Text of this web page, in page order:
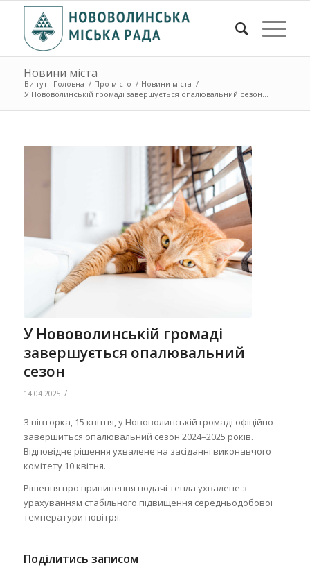
Новини міста
Ви тут: Головна / Про місто / Новини міста /
У Нововолинській громаді завершується опалювальний сезон...
У Нововолинській громаді
завершується опалювальний
сезон
14.04.2025 /
З вівторка, 15 квітня, у Нововолинській громаді офіційно
завершиться опалювальний сезон 2024–2025 років.
Відповідне рішення ухвалене на засіданні виконавчого
комітету 10 квітня.
Рішення про припинення подачі тепла ухвалене з
урахуванням стабільного підвищення середньодобової
температури повітря.
Поділитись записом